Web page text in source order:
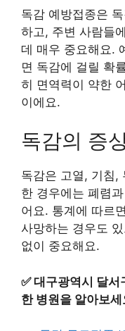
독감 예방접종은
하고, 주변 사람들
데 매우 중요해요.
면 독감에 걸릴 확
히 면역력이 약한
이에요.
독감의 증
독감은 고열, 기침,
한 경우에는 폐렴
어요. 통계에 따르
사망하는 경우도
없이 중요해요.
✅대구광역시 달서
한 병원을 알아보세